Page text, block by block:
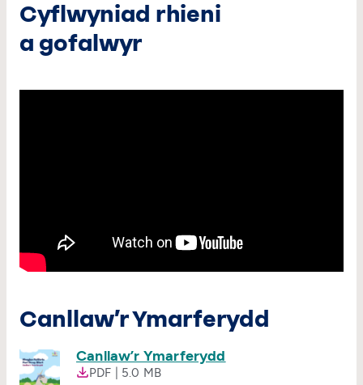
Cyflwyniad rhieni
a gofalwyr
Canllaw’r Ymarferydd
Canllaw’r Ymarferydd
PDF | 5.0 MB